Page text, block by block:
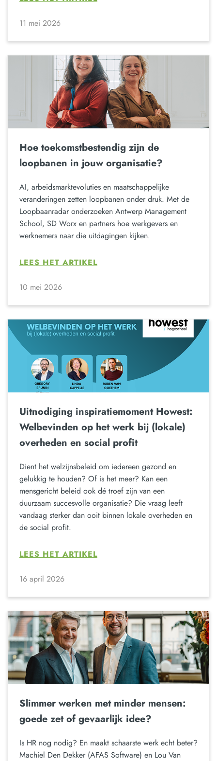
11 mei 2026
Hoe toekomstbestendig zijn de
loopbanen in jouw organisatie?
AI, arbeidsmarktevoluties en maatschappelijke
veranderingen zetten loopbanen onder druk. Met de
Loopbaanradar onderzoeken Antwerp Management
School, SD Worx en partners hoe werkgevers en
werknemers naar die uitdagingen kijken.
LEES HET ARTIKEL
10 mei 2026
Uitnodiging inspiratiemoment Howest:
Welbevinden op het werk bij (lokale)
overheden en social profit
Dient het welzijnsbeleid om iedereen gezond en
gelukkig te houden? Of is het meer? Kan een
mensgericht beleid ook dé troef zijn van een
duurzaam succesvolle organisatie? Die vraag leeft
vandaag sterker dan ooit binnen lokale overheden en
de social profit.
LEES HET ARTIKEL
16 april 2026
Slimmer werken met minder mensen:
goede zet of gevaarlijk idee?
Is HR nog nodig? En maakt schaarste werk echt beter?
Machiel Den Dekker (AFAS Software) en Lou Van